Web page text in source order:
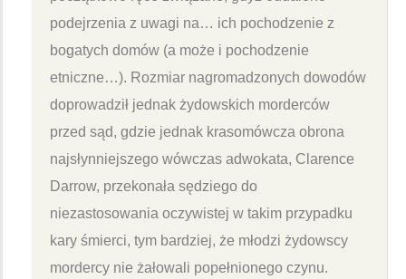
podejrzenia z uwagi na… ich pochodzenie z
bogatych domów (a może i pochodzenie
etniczne…). Rozmiar nagromadzonych dowodów
doprowadził jednak żydowskich morderców
przed sąd, gdzie jednak krasomówcza obrona
najsłynniejszego wówczas adwokata, Clarence
Darrow, przekonała sędziego do
niezastosowania oczywistej w takim przypadku
kary śmierci, tym bardziej, że młodzi żydowscy
mordercy nie żałowali popełnionego czynu.